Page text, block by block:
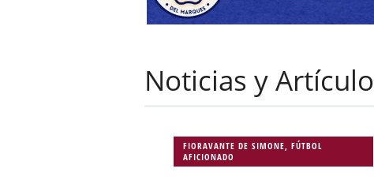
Noticias y
FIORAVANTE DE SIMONE,FÚTBOL
AFICIONADO